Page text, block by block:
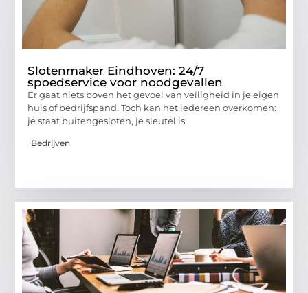
Slotenmaker Eindhoven: 24/7
spoedservice voor noodgevallen
Er gaat niets boven het gevoel van veiligheid in je eigen
huis of bedrijfspand. Toch kan het iedereen overkomen:
je staat buitengesloten, je sleutel is
Bedrijven